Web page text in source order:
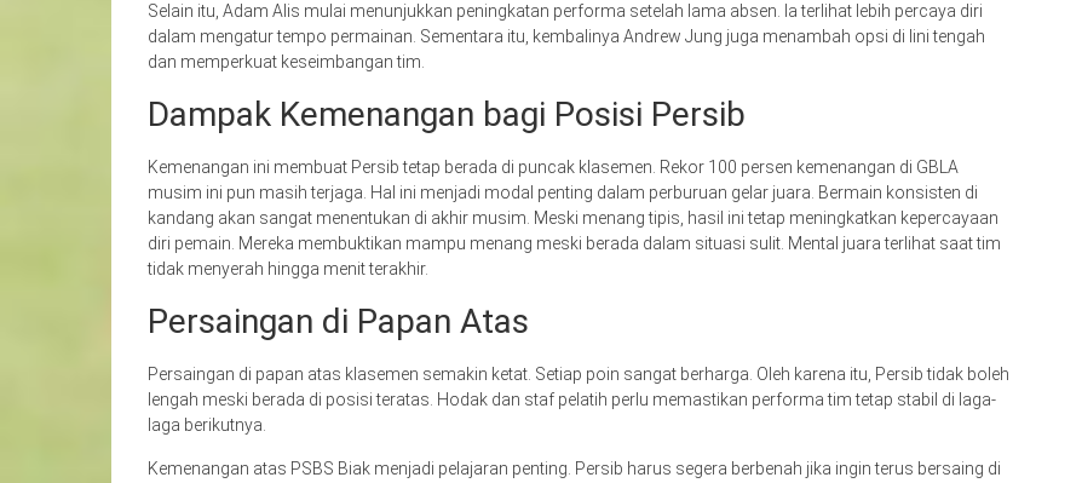
Selain itu, Adam Alis mulai menunjukkan peningkatan performa setelah lama absen. Ia terlihat lebih percaya diri
dalam mengatur tempo permainan. Sementara itu, kembalinya Andrew Jung juga menambah opsi di lini tengah
dan memperkuat keseimbangan tim.
Dampak Kemenangan bagi Posisi Persib
Kemenangan ini membuat Persib tetap berada di puncak klasemen. Rekor 100 persen kemenangan di GBLA
musim ini pun masih terjaga. Hal ini menjadi modal penting dalam perburuan gelar juara. Bermain konsisten di
kandang akan sangat menentukan di akhir musim. Meski menang tipis, hasil ini tetap meningkatkan kepercayaan
diri pemain. Mereka membuktikan mampu menang meski berada dalam situasi sulit. Mental juara terlihat saat tim
tidak menyerah hingga menit terakhir.
Persaingan di Papan Atas
Persaingan di papan atas klasemen semakin ketat. Setiap poin sangat berharga. Oleh karena itu, Persib tidak boleh
lengah meski berada di posisi teratas. Hodak dan staf pelatih perlu memastikan performa tim tetap stabil di laga-
laga berikutnya.
Kemenangan atas PSBS Biak menjadi pelajaran penting. Persib harus segera berbenah jika ingin terus bersaing di